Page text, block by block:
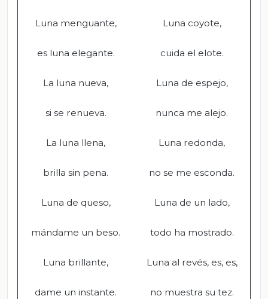
Luna menguante,
es luna elegante.
La luna nueva,
si se renueva.
La luna llena,
brilla sin pena.
Luna de queso,
mándame un beso.
Luna brillante,
dame un instante.
Luna coyote,
cuida el elote.
Luna de espejo,
nunca me alejo.
Luna redonda,
no se me esconda.
Luna de un lado,
todo ha mostrado.
Luna al revés, es, es,
no muestra su tez.